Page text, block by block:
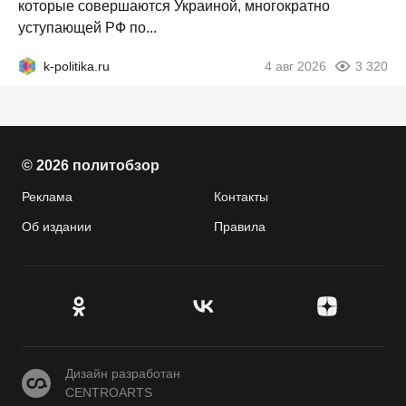
которые совершаются Украиной, многократно
уступающей РФ по...
k-politika.ru 4 авг 2026 3 320
© 2026 политобзор
Реклама Контакты
Об издании Правила
CENTROARTS